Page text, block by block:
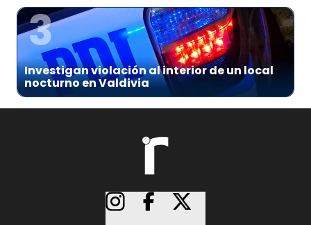
3
Investigan violación al interior de un local
nocturno en Valdivia